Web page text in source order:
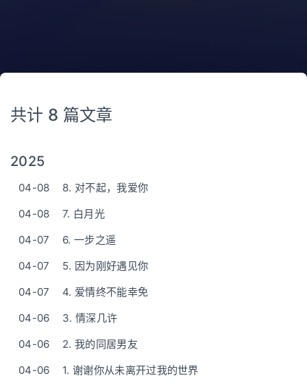
共计 8 篇文章
2025
04-08
8. 对不起，我爱你
04-08
7. 白月光
04-07
6. 一步之遥
04-07
5. 因为刚好遇见你
04-07
4. 爱情终不能幸免
04-06
3. 情深几许
04-06
2. 我的同居男友
04-06
1. 谢谢你从未离开过我的世界